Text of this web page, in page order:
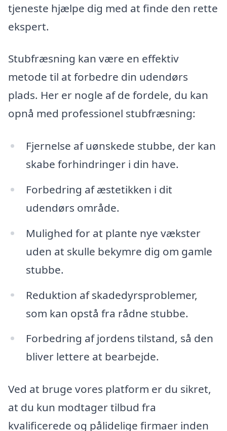
tjeneste hjælpe dig med at finde den rette
ekspert.
Stubfræsning kan være en effektiv
metode til at forbedre din udendørs
plads. Her er nogle af de fordele, du kan
opnå med professionel stubfræsning:
Fjernelse af uønskede stubbe, der kan
skabe forhindringer i din have.
Forbedring af æstetikken i dit
udendørs område.
Mulighed for at plante nye vækster
uden at skulle bekymre dig om gamle
stubbe.
Reduktion af skadedyrsproblemer,
som kan opstå fra rådne stubbe.
Forbedring af jordens tilstand, så den
bliver lettere at bearbejde.
Ved at bruge vores platform er du sikret,
at du kun modtager tilbud fra
kvalificerede og pålidelige firmaer inden